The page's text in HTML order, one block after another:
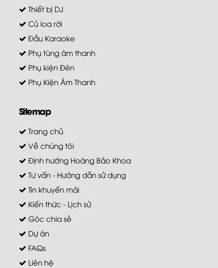
Thiết bị DJ
Củ loa rời
Đầu Karaoke
Phụ tùng âm thanh
Phụ kiện Đèn
Phụ Kiện Âm Thanh
Sitemap
Trang chủ
Về chúng tôi
Định hướng Hoàng Bảo Khoa
Tư vấn - Hướng dẫn sử dụng
Tin khuyến mãi
Kiến thức - Lịch sử
Góc chia sẻ
Dự án
FAQs
Liên hệ